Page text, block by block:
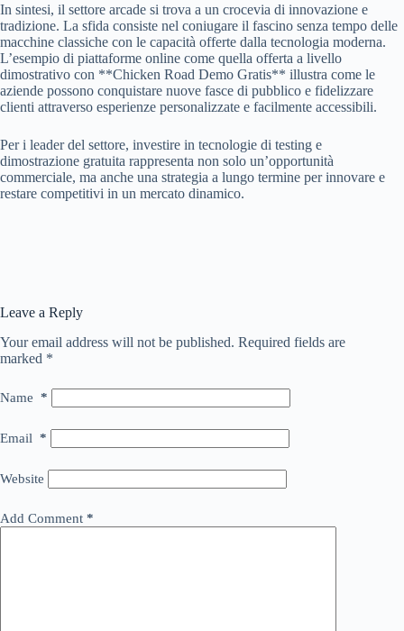
In sintesi, il settore arcade si trova a un crocevia di innovazione e
tradizione. La sfida consiste nel coniugare il fascino senza tempo delle
macchine classiche con le capacità offerte dalla tecnologia moderna.
L’esempio di piattaforme online come quella offerta a livello
dimostrativo con **Chicken Road Demo Gratis** illustra come le
aziende possono conquistare nuove fasce di pubblico e fidelizzare
clienti attraverso esperienze personalizzate e facilmente accessibili.
Per i leader del settore, investire in tecnologie di testing e
dimostrazione gratuita rappresenta non solo un’opportunità
commerciale, ma anche una strategia a lungo termine per innovare e
restare competitivi in un mercato dinamico.
Leave a Reply
Your email address will not be published. Required fields are
marked *
Name *
Email *
Website
Add Comment *